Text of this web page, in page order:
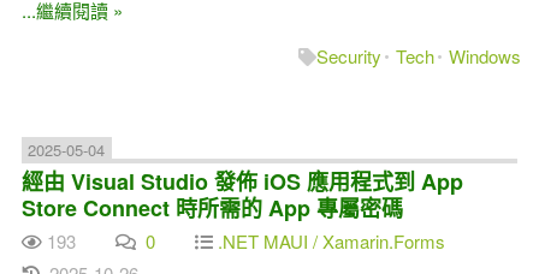
...繼續閱讀 »
Security
Tech Windows
2025-05-04
經由 Visual Studio 發佈 iOS 應用程式到 App
Store Connect 時所需的 App 專屬密碼
193 0
.NET MAUI / Xamarin.Forms